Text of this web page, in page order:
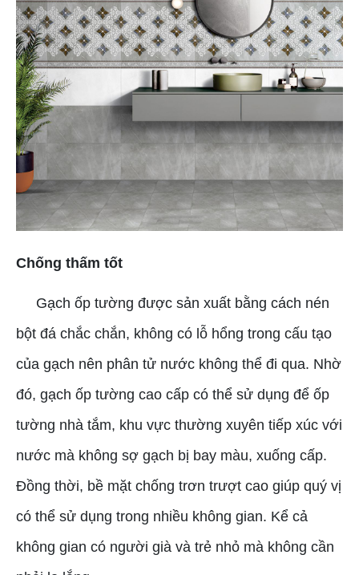
Chống thấm tốt
Gạch ốp tường được sản xuất bằng cách nén
bột đá chắc chắn, không có lỗ hổng trong cấu tạo
của gạch nên phân tử nước không thể đi qua. Nhờ
đó, gạch ốp tường cao cấp có thể sử dụng để ốp
tường nhà tắm, khu vực thường xuyên tiếp xúc với
nước mà không sợ gạch bị bay màu, xuống cấp.
Đồng thời, bề mặt chống trơn trượt cao giúp quý vị
có thể sử dụng trong nhiều không gian. Kể cả
không gian có người già và trẻ nhỏ mà không cần